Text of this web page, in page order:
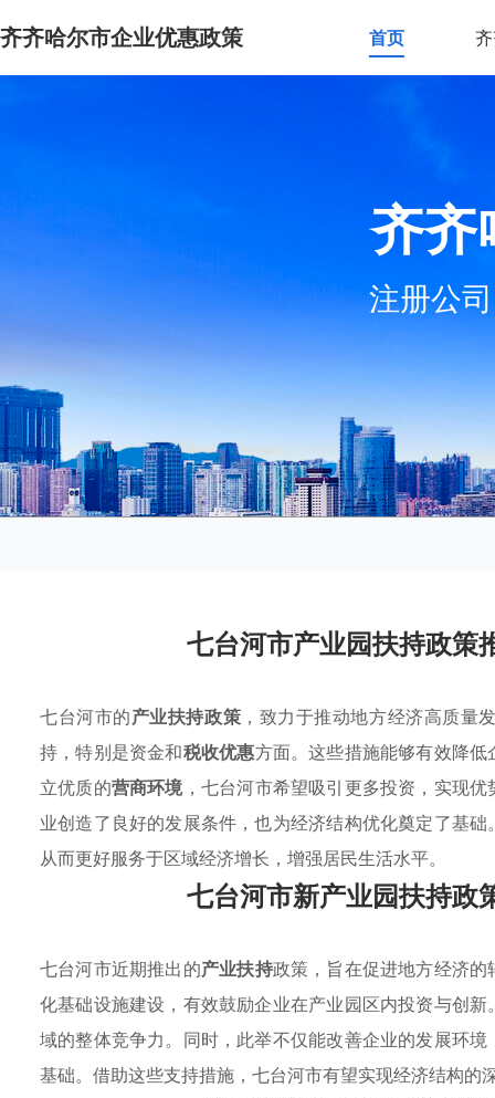
齐齐哈尔市企业优惠政策 首页
齐齐
注册公
七台河市产业园扶持政策
七台河市的产业扶持政策 ，致力于推动地方经济高质量
持，特别是资金和税收优惠方面。这些措施能够有效降
立优质的营商环境，七台河市希望吸引更多投资，实现
业创造了良好的发展条件，也为经济结构优化奠定了基
从而更好服务于区域经济增长，增强居民生活水平。
七台河市新产业园扶持政
七台河市近期推出的产业扶持政策，旨在促进地方经济
化基础设施建设，有效鼓励企业在产业园区内投资与创
域的整体竞争力。同时，此举不仅能改善企业的发展环
基础。借助这些支持措施，七台河市有望实现经济结构